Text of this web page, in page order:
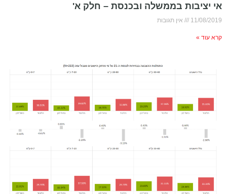
אי יציבות בממשלה ובכנסת – חלק א'
11/08/2019 אין תגובות
קרא עוד »